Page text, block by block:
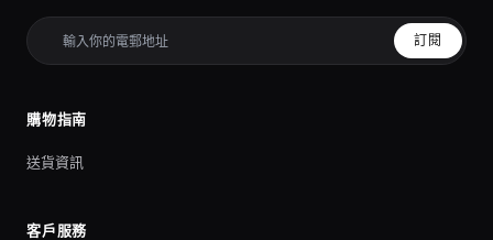
訂閱
購物指南
送貨資訊
客戶服務